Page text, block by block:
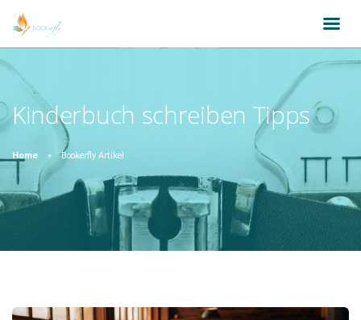
Kinderbuch schreiben Tipps
Home Bookerfly Artikel